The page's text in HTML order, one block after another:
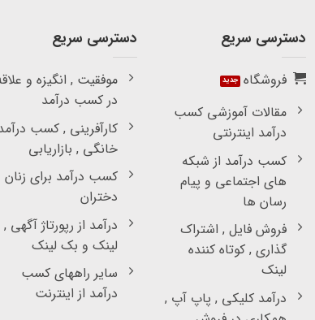
دسترسی سریع
فروشگاه
مقالات آموزشی کسب
درآمد اینترنتی
کسب درآمد از شبکه
های اجتماعی و پیام
رسان ها
فروش فایل , اشتراک
گذاری , کوتاه کننده
لینک
درآمد کلیکی , پاپ آپ ,
دسترسی سریع
موفقیت , انگیزه و
در کسب درآمد
کارآفرینی , کسب
خانگی , بازاریابی
کسب درآمد برای زنان
دختران
درآمد از رپورتاژ آگهی ,
لینک و بک لینک
سایر راههای کسب
درآمد از اینترنت